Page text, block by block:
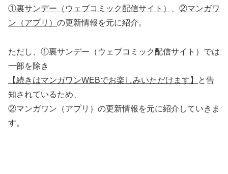
①裏サンデー（ウェブコミック配信サイト）
②マンガワ
ン（アプリ） の更新情報を元に紹介。
ただし、①裏サンデー（ウェブコミック配信サイト）では
一部を除き
【続きはマンガワンWEBでお楽しみいただけます】
と告
知されているため、
②マンガワン（アプリ）の更新情報を元に紹介していきま
す。